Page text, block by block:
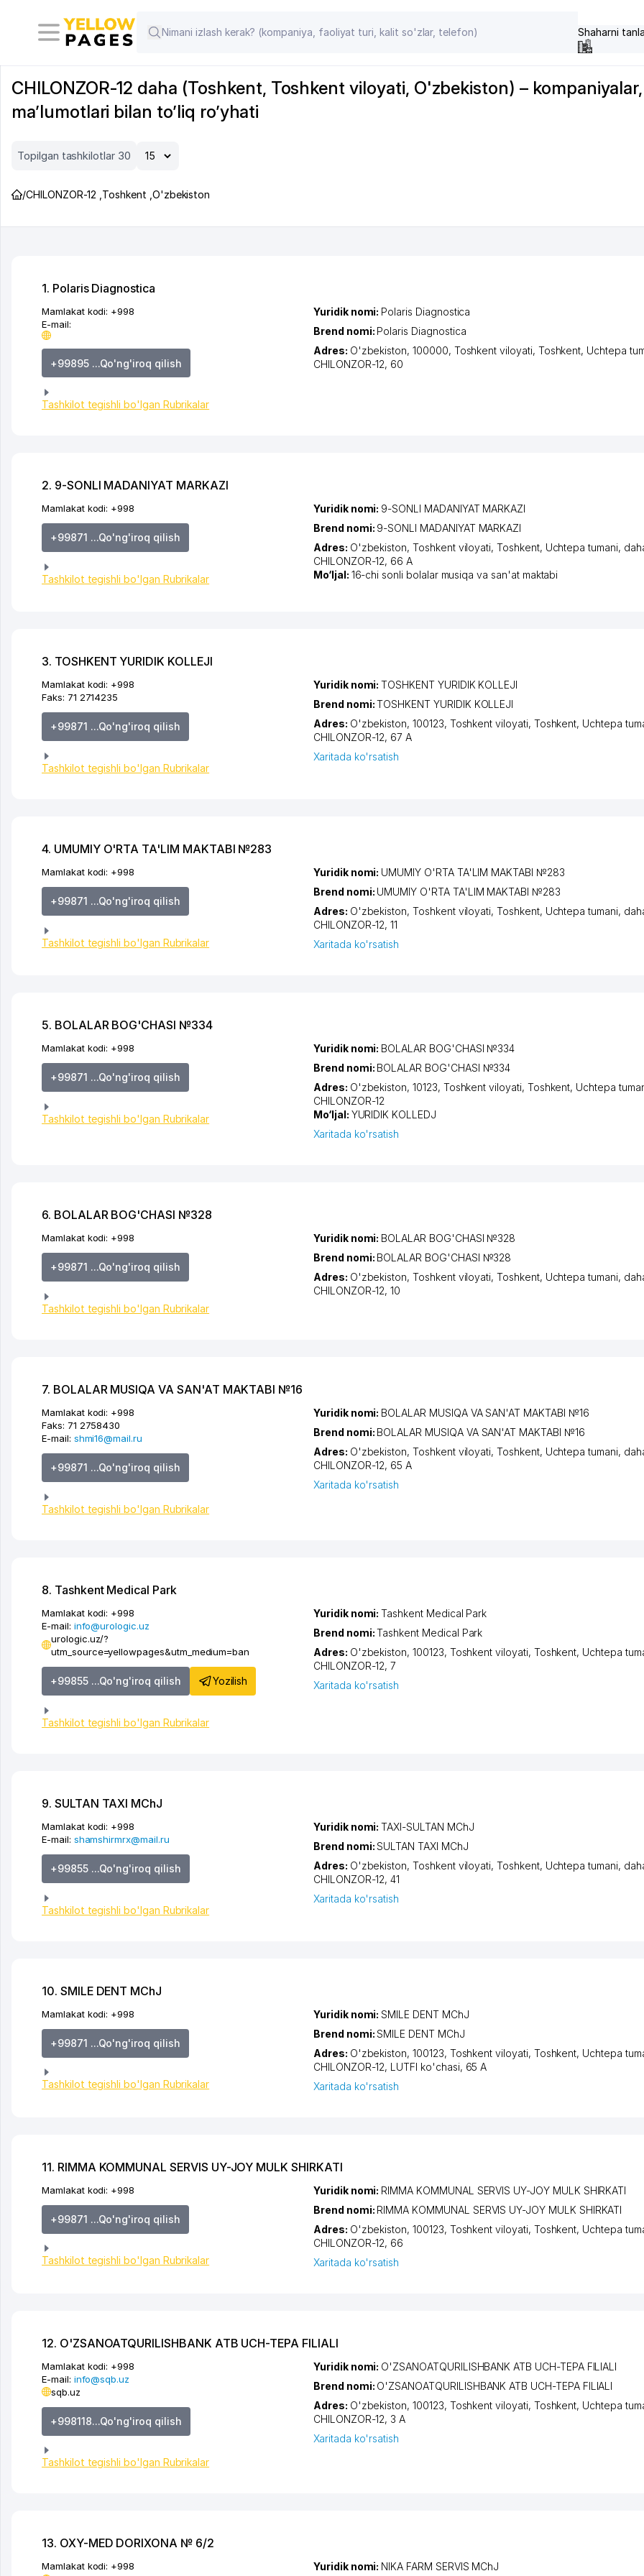
Shaharni
CHILONZOR-12 daha (Toshkent, Toshkent viloyati, O'zbekiston) –
ma’lumotlari bilan to’liq ro’yhati
Topilgan tashkilotlar 30
/CHILONZOR-12 Toshkent O'zbekiston
1. Polaris Diagnostica
Mamlakat kodi: +998
E-mail:
+99895 ...Qo'ng'iroq qilish
Tashkilot tegishli bo'lgan Rubrikalar
Yuridik nomi: Polaris Diagnostica
Brend nomi: Polaris Diagnostica
Adres: O'zbekiston, 100000, Toshkent viloyati, Toshkent, Uchtepa
CHILONZOR-12, 60
2. 9-SONLI MADANIYAT MARKAZI
Mamlakat kodi: +998
+99871 ...Qo'ng'iroq qilish
Tashkilot tegishli bo'lgan Rubrikalar
Yuridik nomi: 9-SONLI MADANIYAT MARKAZI
Brend nomi: 9-SONLI MADANIYAT MARKAZI
Adres: O'zbekiston,Toshkent viloyati,Toshkent, Uchtepa tumani,
CHILONZOR-12, 66 A
Mo‘ljal: 16-chi sonli bolalar musiqa va san'at maktabi
3. TOSHKENT YURIDIK KOLLEJI
Mamlakat kodi: +998
Faks: 71 2714235
+99871 ...Qo'ng'iroq qilish
Tashkilot tegishli bo'lgan Rubrikalar
Yuridik nomi:TOSHKENT YURIDIK KOLLEJI
Brend nomi:TOSHKENT YURIDIK KOLLEJI
Adres: O'zbekiston, 100123, Toshkent viloyati, Toshkent, Uchtepa
CHILONZOR-12, 67 А
Xaritada ko'rsatish
4. UMUMIY O'RTA TA'LIM MAKTABI №283
Mamlakat kodi: +998
+99871 ...Qo'ng'iroq qilish
Tashkilot tegishli bo'lgan Rubrikalar
Yuridik nomi: UMUMIY O'RTA TA'LIM MAKTABI №283
Brend nomi: UMUMIY O'RTA TA'LIM MAKTABI №283
Adres: O'zbekiston,Toshkent viloyati,Toshkent, Uchtepa tumani,
CHILONZOR-12, 11
Xaritada ko'rsatish
5. BOLALAR BOG'CHASI №334
Mamlakat kodi: +998
+99871 ...Qo'ng'iroq qilish
Tashkilot tegishli bo'lgan Rubrikalar
Yuridik nomi: BOLALAR BOG'CHASI №334
Brend nomi: BOLALAR BOG'CHASI №334
Adres: O'zbekiston, 10123, Toshkent viloyati, Toshkent, Uchtepa
CHILONZOR-12
Mo‘ljal: YURIDIK KOLLEDJ
Xaritada ko'rsatish
6. BOLALAR BOG'CHASI №328
Mamlakat kodi: +998
+99871 ...Qo'ng'iroq qilish
Tashkilot tegishli bo'lgan Rubrikalar
Yuridik nomi: BOLALAR BOG'CHASI №328
Brend nomi: BOLALAR BOG'CHASI №328
Adres: O'zbekiston,Toshkent viloyati,Toshkent, Uchtepa tumani,
CHILONZOR-12, 10
7. BOLALAR MUSIQA VA SAN'AT MAKTABI №16
Mamlakat kodi: +998
Faks: 71 2758430
E-mail: shmi16@mail.ru
+99871 ...Qo'ng'iroq qilish
Tashkilot tegishli bo'lgan Rubrikalar
Yuridik nomi: BOLALAR MUSIQA VA SAN'AT MAKTABI №16
Brend nomi: BOLALAR MUSIQA VA SAN'AT MAKTABI №16
Adres: O'zbekiston,Toshkent viloyati,Toshkent, Uchtepa tumani,
CHILONZOR-12, 65 А
Xaritada ko'rsatish
8. Tashkent Medical Park
Mamlakat kodi: +998
E-mail: info@urologic.uz
urologic.uz/?
utm_source=yellowpages&utm_medium=ban
+99855 ...Qo'ng'iroq qilish Yozilish
Tashkilot tegishli bo'lgan Rubrikalar
Yuridik nomi:Tashkent Medical Park
Brend nomi:Tashkent Medical Park
Adres: O'zbekiston, 100123, Toshkent viloyati, Toshkent, Uchtepa
CHILONZOR-12, 7
Xaritada ko'rsatish
9. SULTAN TAXI MChJ
Mamlakat kodi: +998
E-mail: shamshirmrx@mail.ru
+99855 ...Qo'ng'iroq qilish
Tashkilot tegishli bo'lgan Rubrikalar
Yuridik nomi:TAXI-SULTAN MChJ
Brend nomi:SULTAN TAXI MChJ
Adres: O'zbekiston,Toshkent viloyati,Toshkent, Uchtepa tumani,
CHILONZOR-12, 41
Xaritada ko'rsatish
10. SMILE DENT MChJ
Mamlakat kodi: +998
+99871 ...Qo'ng'iroq qilish
Tashkilot tegishli bo'lgan Rubrikalar
Yuridik nomi:SMILE DENT MChJ
Brend nomi:SMILE DENT MChJ
Adres: O'zbekiston, 100123, Toshkent viloyati, Toshkent, Uchtepa
CHILONZOR-12, LUTFI ko'chasi, 65 A
Xaritada ko'rsatish
11. RIMMA KOMMUNAL SERVIS UY-JOY MULK SHIRKATI
Mamlakat kodi: +998
+99871 ...Qo'ng'iroq qilish
Tashkilot tegishli bo'lgan Rubrikalar
Yuridik nomi: RIMMA KOMMUNAL SERVIS UY-JOY MULK SHIRKATI
Brend nomi: RIMMA KOMMUNAL SERVIS UY-JOY MULK SHIRKATI
Adres: O'zbekiston, 100123, Toshkent viloyati, Toshkent, Uchtepa
CHILONZOR-12, 66
Xaritada ko'rsatish
12. O'ZSANOATQURILISHBANK ATB UCH-TEPA FILIALI
Mamlakat kodi: +998
E-mail: info@sqb.uz
sqb.uz
+998118...Qo'ng'iroq qilish
Tashkilot tegishli bo'lgan Rubrikalar
Yuridik nomi: O'ZSANOATQURILISHBANK ATB UCH-TEPA FILIALI
Brend nomi: O'ZSANOATQURILISHBANK ATB UCH-TEPA FILIALI
Adres: O'zbekiston, 100123, Toshkent viloyati, Toshkent, Uchtepa
CHILONZOR-12, 3 A
Xaritada ko'rsatish
13. OXY-MED DORIXONA № 6/2
Mamlakat kodi: +998
Yuridik nomi: NIKA FARM SERVIS MChJ